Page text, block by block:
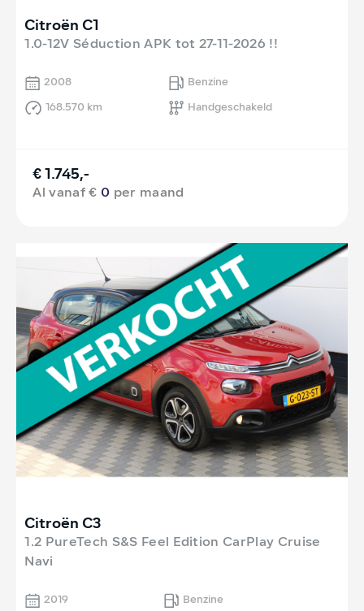
Citroën C1
1.0-12V Séduction APK tot 27-11-2026 !!
2008
Benzine
168.570 km
Handgeschakeld
€ 1.745,-
Al vanaf € 0 per maand
Citroën C3
1.2 PureTech S&S Feel Edition CarPlay Cruise
Navi
2019
Benzine